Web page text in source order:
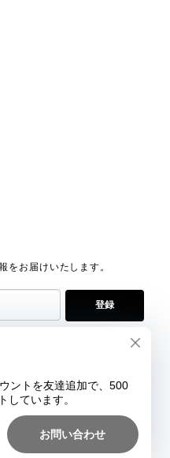
をお届けいたします。
登録